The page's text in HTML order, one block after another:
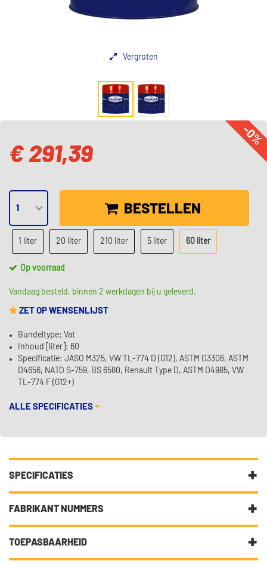
Vergroten
-0%
€ 291,39
BESTELLEN
1 liter 20 liter 210 liter 5 liter 60 liter
Op voorraad
Vandaag besteld, binnen 2 werkdagen bij u geleverd.
ZET OP WENSENLIJST
Bundeltype: Vat
Inhoud [liter]: 60
Specificatie: JASO M325, VW TL-774 D (G12), ASTM D3306, ASTM
D4656, NATO S-759, BS 6580, Renault Type D, ASTM D4985, VW
TL-774 F (G12+)
ALLE SPECIFICATIES
SPECIFICATIES
Fabrikantcode E503152-60L
Categorie Koelvloeistof
FABRIKANT NUMMERS
ASTM D3306
ASTM D4656
TOEPASBAARHEID